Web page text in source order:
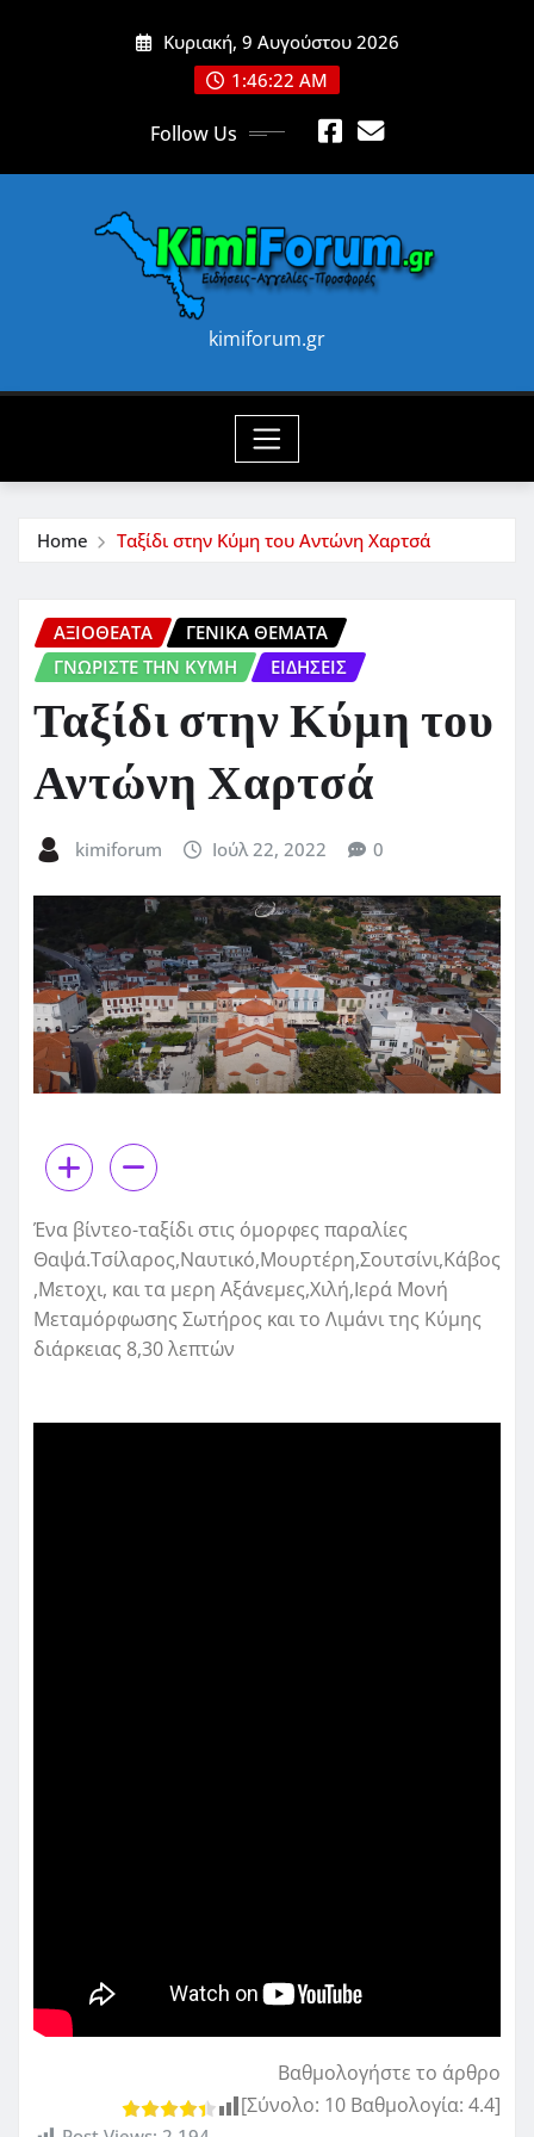
Κυριακή, 9 Αυγούστου 2026
1:46:24 AM
Follow Us
kimiforum.gr
Home Ταξίδι στην Κύμη του Αντώνη Χαρτσά
ΑΞΙΟΘΕΑΤΑ
ΓΕΝΙΚΑ ΘΕΜΑΤΑ
ΓΝΩΡΙΣΤΕ ΤΗΝ ΚΥΜΗ
ΕΙΔΗΣΕΙΣ
Ταξίδι στην Κύμη του
Αντώνη Χαρτσά
kimiforum Ιούλ 22, 2022 0
Ένα βίντεο-ταξίδι στις όμορφες παραλίες
Θαψά.Τσίλαρος,Ναυτικό,Μουρτέρη,Σουτσίνι,Κάβος
,Μετοχι, και τα μερη Αξάνεμες,Χιλή,Ιερά Μονή
Μεταμόρφωσης Σωτήρος και το Λιμάνι της Κύμης
διάρκειας 8,30 λεπτών
Βαθμολογήστε το άρθρο
[Σύνολο: 10 Βαθμολογία: 4.4]